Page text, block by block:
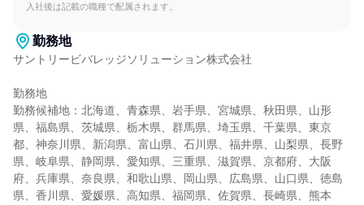
入社後は記載の職種で配属されます。
勤務地
サントリービバレッジソリューション株式会社
勤務地
勤務候補地：北海道、青森県、岩手県、宮城県、秋田県、山形
県、福島県、茨城県、栃木県、群馬県、埼玉県、千葉県、東京
都、神奈川県、新潟県、富山県、石川県、福井県、山梨県、長野
県、岐阜県、静岡県、愛知県、三重県、滋賀県、京都府、大阪
府、兵庫県、奈良県、和歌山県、岡山県、広島県、山口県、徳島
県、香川県、愛媛県、高知県、福岡県、佐賀県、長崎県、熊本